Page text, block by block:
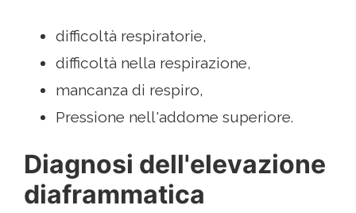
difficoltà respiratorie,
difficoltà nella respirazione,
mancanza di respiro,
Pressione nell'addome superiore.
Diagnosi dell'elevazione
diaframmatica